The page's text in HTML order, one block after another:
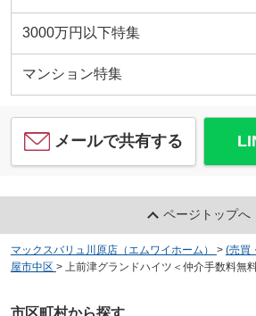
3000万円以下特集
マンション特集
メールで共有する
ページトップへ
マックスバリュ川原店（エムワイホーム） > (売買
屋市中区 > 上前津グランドハイツ＜仲介手数料無
市区町村から探す